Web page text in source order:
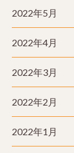
2022年5月
2022年4月
2022年3月
2022年2月
2022年1月